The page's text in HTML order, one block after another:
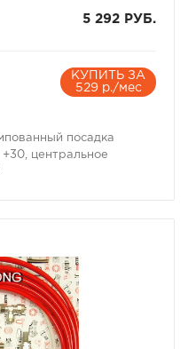
5 292 РУБ.
КУПИТЬ ЗА
529 р./мес
посадка
центральное